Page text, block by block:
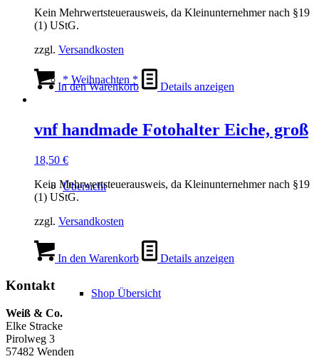
* Weihnachten *
Übersicht
Shop Übersicht
Kein Mehrwertsteuerausweis, da Kleinunternehmer nach §19
(1) UStG.
zzgl. Versandkosten
In den Warenkorb Details anzeigen
vnf handmade Fotohalter Eiche, groß
18,50 €
Kein Mehrwertsteuerausweis, da Kleinunternehmer nach §19
(1) UStG.
zzgl. Versandkosten
In den Warenkorb Details anzeigen
Kontakt
Weiß & Co.
Elke Stracke
Pirolweg 3
57482 Wenden